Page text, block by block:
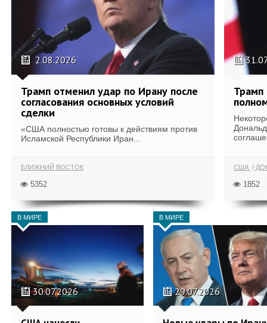
2.08.2026
Трамп отменил удар по Ирану после
согласования основных условий
сделки
«США полностью готовы к действиям против
Исламской Республики Иран...
БЛИЖНИЙ ВОСТОК
5352
Трамп
США
1852
В МИРЕ
30.07.2026
В МИРЕ
29.07.2026